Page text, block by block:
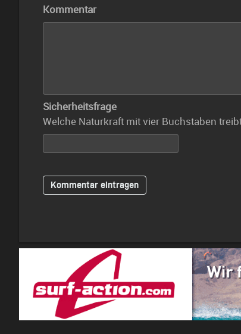
Kommentar
Sicherheitsfrage
Welche Naturkraft mit vier Buchstaben